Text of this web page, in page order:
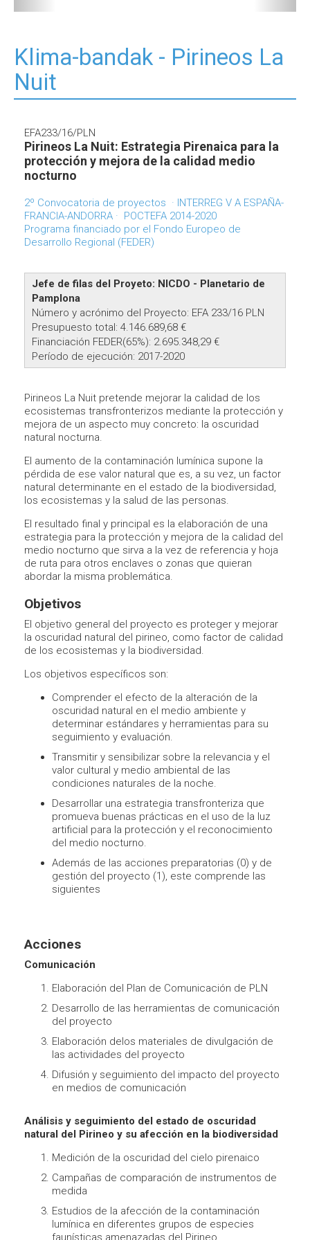
Klima-bandak - Pirineos La
Nuit
EFA233/16/PLN
Pirineos La Nuit: Estrategia Pirenaica para la
protección y mejora de la calidad medio
nocturno
2º Convocatoria de proyectos · INTERREG V A ESPAÑA-
FRANCIA-ANDORRA · POCTEFA 2014-2020
Programa financiado por el Fondo Europeo de
Desarrollo Regional (FEDER)
Jefe de filas del Proyeto: NICDO - Planetario de
Pamplona
Número y acrónimo del Proyecto: EFA 233/16 PLN
Presupuesto total: 4.146.689,68 €
Financiación FEDER(65%): 2.695.348,29 €
Período de ejecución: 2017-2020
Pirineos La Nuit pretende mejorar la calidad de los
ecosistemas transfronterizos mediante la protección y
mejora de un aspecto muy concreto: la oscuridad
natural nocturna.
El aumento de la contaminación lumínica supone la
pérdida de ese valor natural que es, a su vez, un factor
natural determinante en el estado de la biodiversidad,
los ecosistemas y la salud de las personas.
El resultado final y principal es la elaboración de una
estrategia para la protección y mejora de la calidad del
medio nocturno que sirva a la vez de referencia y hoja
de ruta para otros enclaves o zonas que quieran
abordar la misma problemática.
Objetivos
El objetivo general del proyecto es proteger y mejorar
la oscuridad natural del pirineo, como factor de calidad
de los ecosistemas y la biodiversidad.
Los objetivos específicos son:
Comprender el efecto de la alteración de la
oscuridad natural en el medio ambiente y
determinar estándares y herramientas para su
seguimiento y evaluación.
Transmitir y sensibilizar sobre la relevancia y el
valor cultural y medio ambiental de las
condiciones naturales de la noche.
Desarrollar una estrategia transfronteriza que
promueva buenas prácticas en el uso de la luz
artificial para la protección y el reconocimiento
del medio nocturno.
Además de las acciones preparatorias (0) y de
gestión del proyecto (1), este comprende las
siguientes
Acciones
Comunicación
Elaboración del Plan de Comunicación de PLN
Desarrollo de las herramientas de comunicación
del proyecto
Elaboración delos materiales de divulgación de
las actividades del proyecto
Difusión y seguimiento del impacto del proyecto
en medios de comunicación
Análisis y seguimiento del estado de oscuridad
natural del Pirineo y su afección en la biodiversidad
Medición de la oscuridad del cielo pirenaico
Campañas de comparación de instrumentos de
medida
Estudios de la afección de la contaminación
lumínica en diferentes grupos de especies
faunísticas amenazadas del Pirineo.